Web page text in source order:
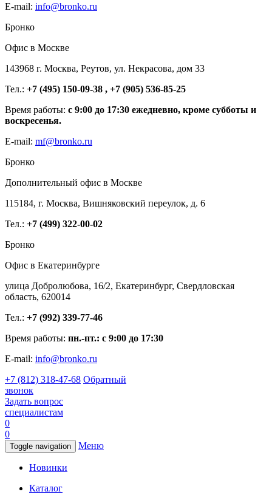
E-mail: info@bronko.ru
Бронко
Офис в Москве
143968 г. Москва, Реутов, ул. Некрасова, дом 33
Тел.: +7 (495) 150-09-38 , +7 (905) 536-85-25
Время работы: с 9:00 до 17:30 ежедневно, кроме субботы и
воскресенья.
E-mail: mf@bronko.ru
Бронко
Дополнительный офис в Москве
115184, г. Москва, Вишняковский переулок, д. 6
Тел.: +7 (499) 322-00-02
Бронко
Офис в Екатеринбурге
улица Добролюбова, 16/2, Екатеринбург, Свердловская
область, 620014
Тел.: +7 (992) 339-77-46
Время работы: пн.-пт.: с 9:00 до 17:30
E-mail: info@bronko.ru
+7 (812) 318-47-68 Обратный
звонок
Задать вопрос
специалистам
0
0
Toggle navigation Меню
Новинки
Каталог